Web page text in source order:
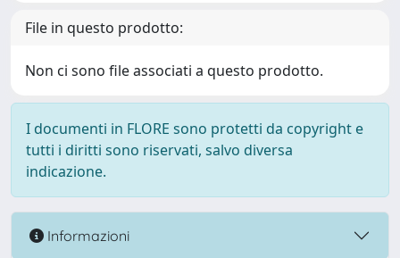
File in questo prodotto:
Non ci sono file associati a questo prodotto.
I documenti in FLORE sono protetti da copyright e
tutti i diritti sono riservati, salvo diversa
indicazione.
Informazioni